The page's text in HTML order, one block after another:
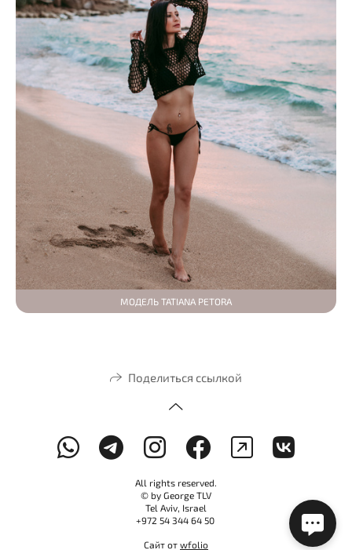
МОДЕЛЬ TATIANA PETORA
Поделиться ссылкой
All rights reserved.
© by George TLV
Tel Aviv, Israel
+972 54 344 64 50
Сайт от wfolio